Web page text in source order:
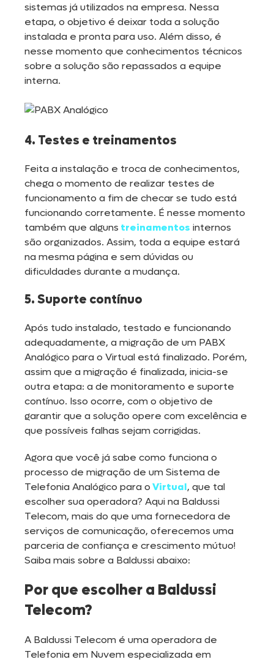
sistemas já utilizados na empresa. Nessa
etapa, o objetivo é deixar toda a solução
instalada e pronta para uso. Além disso, é
nesse momento que conhecimentos técnicos
sobre a solução são repassados a equipe
interna.
4. Testes e treinamentos
Feita a instalação e troca de conhecimentos,
chega o momento de realizar testes de
funcionamento a fim de checar se tudo está
funcionando corretamente. É nesse momento
também que alguns treinamentos internos
são organizados. Assim, toda a equipe estará
na mesma página e sem dúvidas ou
dificuldades durante a mudança.
5. Suporte contínuo
Após tudo instalado, testado e funcionando
adequadamente, a migração de um PABX
Analógico para o Virtual está finalizado. Porém,
assim que a migração é finalizada, inicia-se
outra etapa: a de monitoramento e suporte
contínuo. Isso ocorre, com o objetivo de
garantir que a solução opere com excelência e
que possíveis falhas sejam corrigidas.
Agora que você já sabe como funciona o
processo de migração de um Sistema de
Telefonia Analógico para oVirtual, que tal
escolher sua operadora? Aqui na Baldussi
Telecom, mais do que uma fornecedora de
serviços de comunicação, oferecemos uma
parceria de confiança e crescimento mútuo!
Saiba mais sobre a Baldussi abaixo:
Por que escolher a Baldussi
Telecom?
A Baldussi Telecom é uma operadora de
Telefonia em Nuvem especializada em